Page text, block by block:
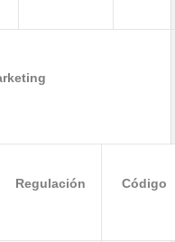
Regulación Código